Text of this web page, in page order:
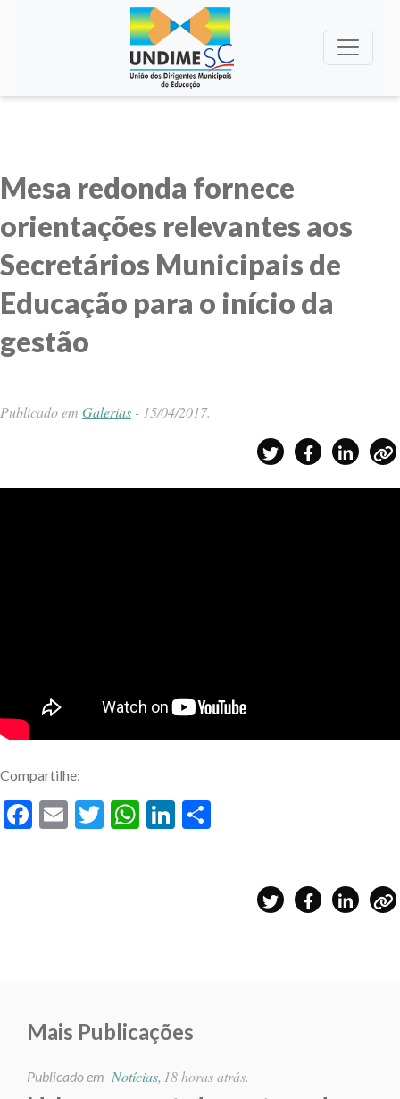
Mesa redonda fornece
orientações relevantes aos
Secretários Municipais de
Educação para o início da
gestão
Publicado em Galerias - 15/04/2017.
Compartilhe:
Facebook
EmailTwitterWhatsApp
LinkedIn
Mais Publicações
Publicado em Notícias, 18 horas atrás.